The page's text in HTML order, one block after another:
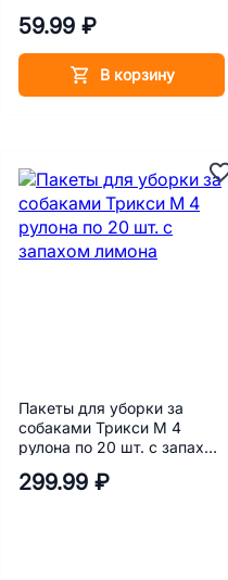
59.99 ₽
В корзину
Пакеты для уборки за
собаками Трикси M 4
рулона по 20 шт. с запахом
299.99 ₽